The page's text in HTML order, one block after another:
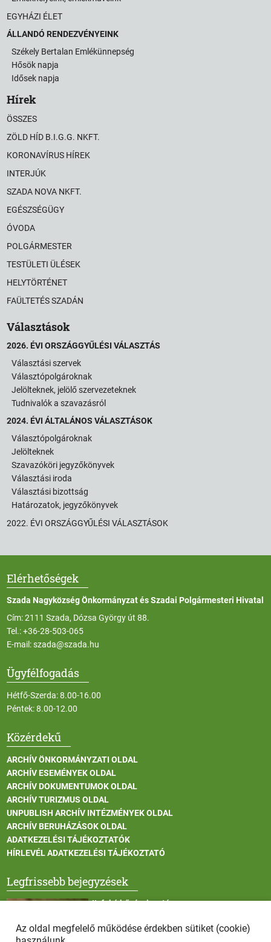
EGYHÁZI ÉLET
ÁLLANDÓ RENDEZVÉNYEINK
Székely Bertalan Emlékünnepség
Hősök napja
Idősek napja
Hírek
ÖSSZES
ZÖLD HÍD B.I.G.G. NKFT.
KORONAVÍRUS HÍREK
INTERJÚK
SZADA NOVA NKFT.
EGÉSZSÉGÜGY
ÓVODA
POLGÁRMESTER
TESTÜLETI ÜLÉSEK
HELYTÖRTÉNET
FAÜLTETÉS SZADÁN
Választások
2026. ÉVI ORSZÁGGYŰLÉSI VÁLASZTÁS
Választási szervek
Választópolgároknak
Jelölteknek, jelölő szervezeteknek
Tudnivalók a szavazásról
2024. ÉVI ÁLTALÁNOS VÁLASZTÁSOK
Választópolgároknak
Jelölteknek
Szavazóköri jegyzőkönyvek
Választási iroda
Választási bizottság
Határozatok, jegyzőkönyvek
2022. ÉVI ORSZÁGGYŰLÉSI VÁLASZTÁSOK
Elérhetőségek
Szada Nagyközség Önkormányzat és Szadai Polgármesteri Hivatal
Cím: 2111 Szada, Dózsa György út 88.
Tel.:+36-28-503-065
E-mail:szada@szada.hu
Ügyfélfogadás
Hétfő-Szerda: 8.00-16.00
Péntek: 8.00-12.00
Közérdekű
ARCHÍV ÖNKORMÁNYZATI OLDAL
ARCHÍV ESEMÉNYEK OLDAL
ARCHÍV DOKUMENTUMOK OLDAL
ARCHÍV TURIZMUS OLDAL
UNPUBLISH ARCHÍV INTÉZMÉNYEK OLDAL
ARCHÍV BERUHÁZÁSOK OLDAL
ADATKEZELÉSI TÁJÉKOZTATÓK
HÍRLEVÉL ADATKEZELÉSI TÁJÉKOZTATÓ
Legfrissebb bejegyzések
II. fokú hőségriasztás
Az oldal megfelelő működése érdekben sütiket (cookie)